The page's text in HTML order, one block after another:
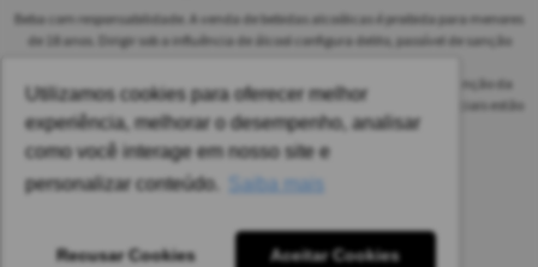
Utilizamos cookies para oferecer melhor
experiência, melhorar o desempenho, analisar
como você interage em nosso site e
personalizar conteúdo.
Saiba mais
Recusar Cookies Aceitar Cookies
Beba com responsabilidade. A venda de bebidas alcoólicas é proibida para menores
de 18 anos. Dirigir sob a influência de álcool configura delito, passível de sanção
As safras dos vinhos poderão ser diferentes das informadas no site em função da
disponibilidade do nosso estoque. Alteração de preços e condições comerciais estão
sujeitas a alteração sem aviso prévio.
Pedido mínimo: R$ 1.650,00 para todas as regiões.
Imagens meramente ilustrativas.